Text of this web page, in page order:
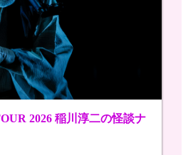
2026 稲川淳二の怪談ナ